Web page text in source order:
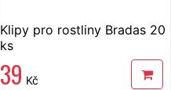
Klipy pro rostliny Bradas 20
ks
39 Kč